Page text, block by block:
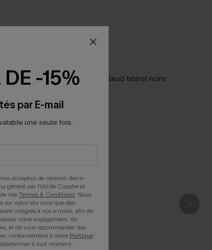
-15%
par E-mail
une seule fois.
acceptez de recevoir des e-
généré par l'IA) de Cupshe et
nosTermes & Conditions. Nous
sur notre site ainsi que des
intégrés à nos e-mails, afin de
votre engagement, de
et de vous recommander des
conformément à notre Politique
à tout moment.